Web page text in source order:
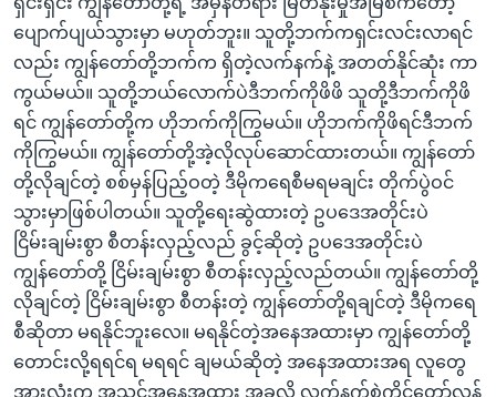
ပျောက်ပျယ်သွားမှာ မဟုတ်ဘူး။ သူတို့ဘက်ကရှင်းလင်းလာရင်
လည်း ကျွန်တော်တို့ဘက်က ရှိတဲ့လက်နက်နဲ့ အတတ်နိုင်ဆုံး ကာ
ကွယ်မယ်။ သူတို့ဘယ်လောက်ပဲဒီဘက်ကိုဖိဖိ သူတို့ဒီဘက်ကိုဖိ
ရင် ကျွန်တော်တို့က ဟိုဘက်ကိုကြွမယ်။ ဟိုဘက်ကိုဖိရင်ဒီဘက်
ကိုကြွမယ်။ ကျွန်တော်တို့အဲ့လိုလုပ်ဆောင်ထားတယ်။ ကျွန်တော်
တို့လိုချင်တဲ့ စစ်မှန်ပြည့်ဝတဲ့ ဒီမိုကရေစီမရမချင်း တိုက်ပွဲဝင်
သွားမှာဖြစ်ပါတယ်။ သူတို့ရေးဆွဲထားတဲ့ ဥပဒေအတိုင်းပဲ
ငြိမ်းချမ်းစွာ စီတန်းလှည့်လည် ခွင့်ဆိုတဲ့ ဥပဒေအတိုင်းပဲ
ကျွန်တော်တို့ ငြိမ်းချမ်းစွာ စီတန်းလှည့်လည်တယ်။ ကျွန်တော်တို့
လိုချင်တဲ့ ငြိမ်းချမ်းစွာ စီတန်းတဲ့ ကျွန်တော်တို့ရချင်တဲ့ ဒီမိုကရေ
စီဆိုတာ မရနိုင်ဘူးလေ။ မရနိုင်တဲ့အနေအထားမှာ ကျွန်တော်တို့
တောင်းလို့ရရင်ရ မရရင် ချမယ်ဆိုတဲ့ အနေအထားအရ လူတွေ
အားလုံးက အသင့်အနေအထား အခုလို လက်နက်စွဲကိုင်တော်လှန်